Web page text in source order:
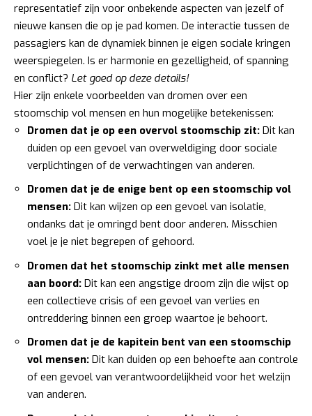
representatief zijn voor onbekende aspecten van jezelf of
nieuwe kansen die op je pad komen. De interactie tussen de
passagiers kan de dynamiek binnen je eigen sociale kringen
weerspiegelen. Is er harmonie en gezelligheid, of spanning
en conflict? Let goed op deze details!
Hier zijn enkele voorbeelden van dromen over een
stoomschip vol mensen en hun mogelijke betekenissen:
Dromen dat je op een overvol stoomschip zit: Dit kan
duiden op een gevoel van overweldiging door sociale
verplichtingen of de verwachtingen van anderen.
Dromen dat je de enige bent op een stoomschip vol
mensen: Dit kan wijzen op een gevoel van isolatie,
ondanks dat je omringd bent door anderen. Misschien
voel je je niet begrepen of gehoord.
Dromen dat het stoomschip zinkt met alle mensen
aan boord: Dit kan een angstige droom zijn die wijst op
een collectieve crisis of een gevoel van verlies en
ontreddering binnen een groep waartoe je behoort.
Dromen dat je de kapitein bent van een stoomschip
vol mensen: Dit kan duiden op een behoefte aan controle
of een gevoel van verantwoordelijkheid voor het welzijn
van anderen.